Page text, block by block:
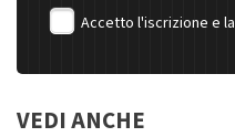
Accetto l'iscrizione e la
VEDI ANCHE